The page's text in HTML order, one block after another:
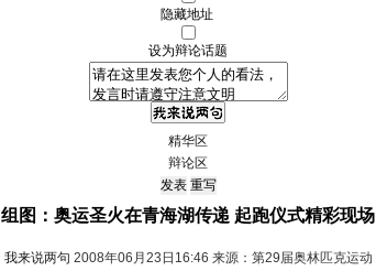
隐藏地址
设为辩论话题
精华区
辩论区
组图：奥运圣火在青海湖传递 起跑仪式精彩现场
我来说两句 2008年06月23日16:46 来源：第29届奥林匹克运动